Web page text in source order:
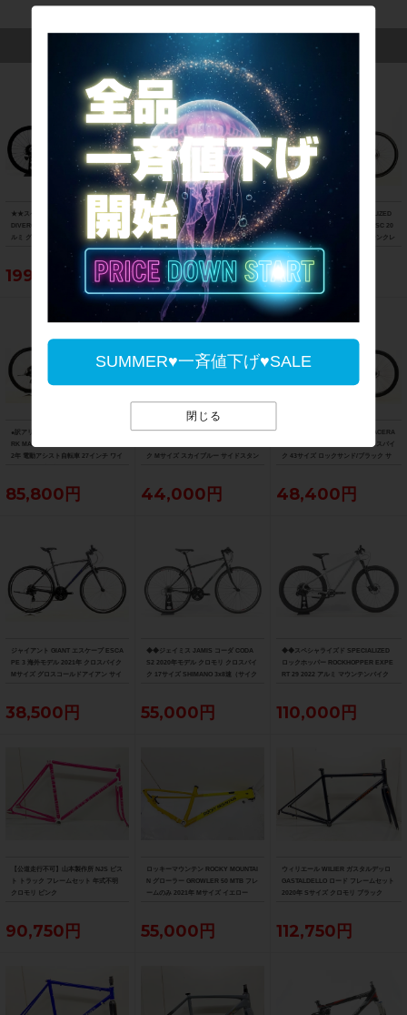
SUMMER♥一斉値下げ♥SALE
閉じる
この商品を見た人は、こんな商品にも興味を持っています
★★スペシャライズド SPECIALIZED
DIVERGE E5 COMP 2023年モデル ア
ルミ グラベルロードバイク 49サイズ 1
1速 （サイクルパラダイス山口より配
199,650円
★★ビアンキ BIANCHI PRIMAVERA 2
6 2018年モデル ハイテン シティサイク
ル バイク 42cm 26インチ 内装3速 ピン
ク（サイクルパラダイス山口より配送)
63,800円
美品 スペシャライズド SPECIALIZED
SIRRUS 3.0 microSHIFT 油圧DISC 20
22年 クロスバイク Mサイズ サテンクレ
イ サイドスタンド付
77,000円
●訳アリ ベネリ BENELLI マンタス27T
RK MANTUS 27 TRK 機械式DISC 202
2年 電動アシスト自転車 27インチ ワイ
85,800円
美品 ジャイアント GIANT クロスター
ク Mサイズ スカイブルー サイドスタン
44,000円
ビアンキ BIANCHI C-SPORT 2 ACERA
ステップスルー仕様 2023年 クロスバイ
ク 43サイズ ロックサンド/ブラック サ
48,400円
ジャイアント GIANT エスケープ ESCA
PE 3 海外モデル 2021年 クロスバイク
Mサイズ グロスコールドアイアン サイ
38,500円
◆◆ジェイミス JAMIS コーダ CODA
S2 2020年モデル クロモリ クロスバイ
ク 17サイズ SHIMANO 3x8速（サイク
55,000円
◆◆スペシャライズド SPECIALIZED
ロックホッパー ROCKHOPPER EXPE
RT 29 2022 アルミ マウンテンバイク
送）
110,000円
【公道走行不可】山本製作所 NJS ピス
ト トラック フレームセット 年式不明
クロモリ ピンク
90,750円
ロッキーマウンテン ROCKY MOUNTAI
N グローラー GROWLER 50 MTB フレ
ームのみ 2021年 Mサイズ イエロー
55,000円
ウィリエール WILIER ガスタルデッロ
GASTALDELLO ロード フレームセット
2020年 Sサイズ クロモリ ブラック
112,750円